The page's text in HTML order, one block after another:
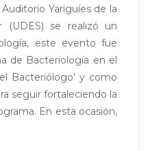
Yariguíes de la
(UDES) se realizó un
este evento fue
de Bacteriología en el
Bacteriólogo’ y como
seguir fortaleciendo la
En esta ocasión,